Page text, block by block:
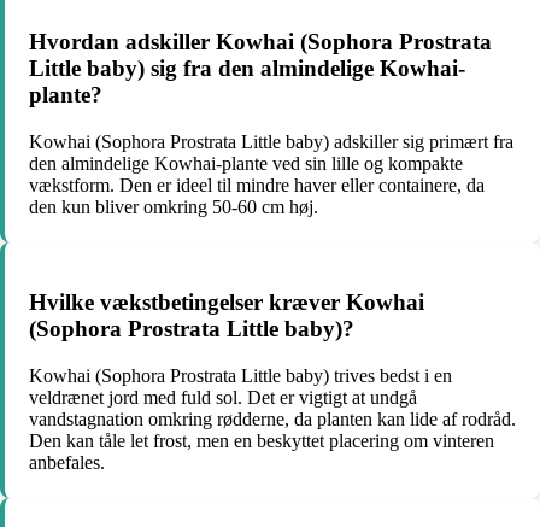
Hvordan adskiller Kowhai (Sophora Prostrata
Little baby) sig fra den almindelige Kowhai-
plante?
Kowhai (Sophora Prostrata Little baby) adskiller sig primært fra
den almindelige Kowhai-plante ved sin lille og kompakte
vækstform. Den er ideel til mindre haver eller containere, da
den kun bliver omkring 50-60 cm høj.
Hvilke vækstbetingelser kræver Kowhai
(Sophora Prostrata Little baby)?
Kowhai (Sophora Prostrata Little baby) trives bedst i en
veldrænet jord med fuld sol. Det er vigtigt at undgå
vandstagnation omkring rødderne, da planten kan lide af rodråd.
Den kan tåle let frost, men en beskyttet placering om vinteren
anbefales.